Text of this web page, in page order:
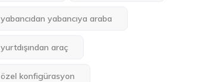
yabancıdan yabancıya araba
yurtdışından araç
özel konfigürasyon